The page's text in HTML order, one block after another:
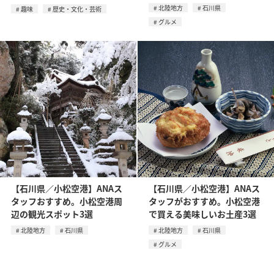
趣味
歴史・文化・芸術 北陸地方
石川県
グルメ
【石川県／小松空港】ANAス
タッフおすすめ。小松空港周
辺の観光スポット3選
北陸地方 石川県
【石川県／小松空港】ANAス
タッフがおすすめ。小松空港
で買える美味しいお土産3選
北陸地方
石川県
グルメ